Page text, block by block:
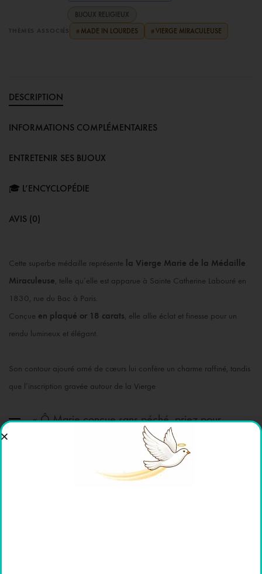
BIJOUX RELIGIEUX
THÈMES ASSOCIÉS # MADE IN LOURDES #VIERGE MIRACULEUSE
DESCRIPTION
INFORMATIONS COMPLÉMENTAIRES
ENTRETENIR SES BIJOUX
🎓 L’ENCYCLOPÉDIE
AVIS (0)
Cette superbe médaille représente la Vierge Marie de la Médaille
Miraculeuse, telle qu’elle est apparue à Sainte Catherine Labouré en
1830, rue du Bac à Paris.
Conçue en plaqué or 18 carats, elle allie éclat et finesse pour un
rendu lumineux et élégant.
Son contour ajouré orné de cœurs lui confère un charme raffiné, tandis
que l’inscription gravée autour de la Vierge
« Ô Marie conçue sans péché, priez pour
nous qui avons recours à vous »
rappelle le message de foi et de protection transmis lors des apparitions.